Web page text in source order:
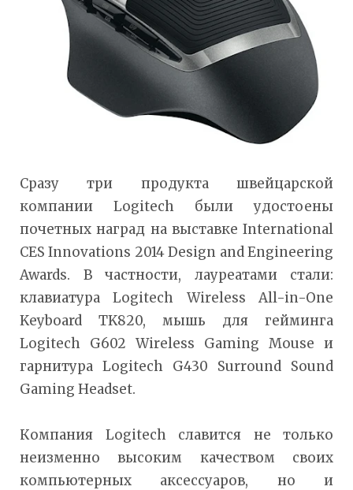
Сразу три продукта швейцарской
компании Logitech были удостоены
почетных наград на выставке International
CES Innovations 2014 Design and Engineering
Awards. В частности, лауреатами стали:
клавиатура Logitech Wireless All-in-One
Keyboard TK820, мышь для гейминга
Logitech G602 Wireless Gaming Mouse и
гарнитура Logitech G430 Surround Sound
Gaming Headset.
Компания Logitech славится не только
неизменно высоким качеством своих
компьютерных аксессуаров, но и